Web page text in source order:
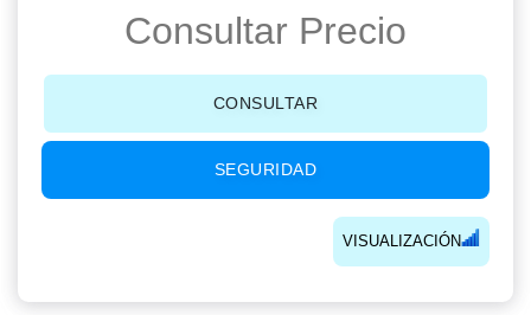
Consultar Precio
CONSULTAR
SEGURIDAD
VISUALIZACIÓN